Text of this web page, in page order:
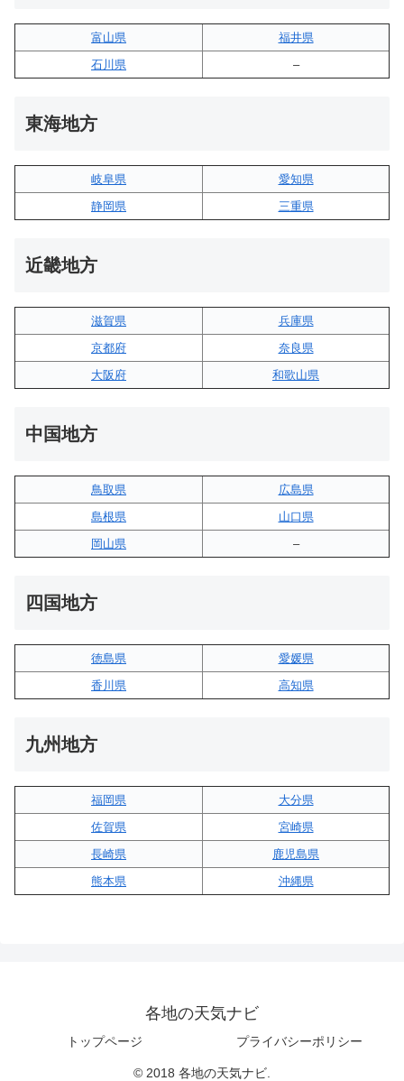
富山県
福井県
石川県
–
東海地方
岐阜県
愛知県
静岡県
三重県
近畿地方
滋賀県
兵庫県
京都府
奈良県
大阪府
和歌山県
中国地方
鳥取県
広島県
島根県
山口県
岡山県
–
四国地方
徳島県
愛媛県
香川県
高知県
九州地方
福岡県
大分県
佐賀県
宮崎県
長崎県
鹿児島県
熊本県
沖縄県
各地の天気ナビ
トップページ プライバシーポリシー
© 2018 各地の天気ナビ.